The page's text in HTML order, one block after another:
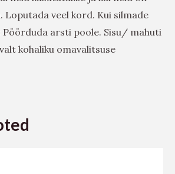
Loputada veel kord. Kui silmade
arsti poole. Sisu/ mahuti
kohaliku omavalitsuse